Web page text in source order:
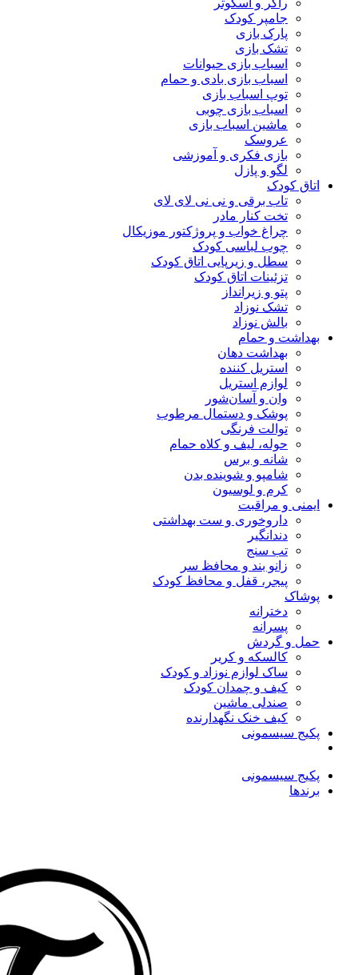
راکر و اسکوتر
جامپر کودک
پارک بازی
تشک بازی
اسباب بازی حیوانات
اسباب بازی بادی و حمام
توپ اسباب بازی
اسباب بازی چوبی
ماشین اسباب بازی
عروسک
بازی فکری و آموزشی
لگو و پازل
اتاق کودک
تاب برقی و نی نی لای لای
تخت کنار مادر
چراغ خواب و پروژکتور موزیکال
چوب لباسی کودک
سطل و زیرپایی اتاق کودک
تزئینات اتاق کودک
پتو و زیرانداز
تشک نوزاد
بالش نوزاد
بهداشت و حمام
بهداشت دهان
استریل کننده
لوازم استریل
وان و آسان‌شور
پوشک و دستمال مرطوب
توالت فرنگی
حوله، لیف و کلاه حمام
شانه و برس
شامپو و شوینده بدن
کرم و لوسیون
ایمنی و مراقبت
داروخوری و ست بهداشتی
دندانگیر
تب‌ سنج
زانو بند و محافظ سر
پیجر، قفل و محافظ کودک
پوشاک
دخترانه
پسرانه
حمل و گردش
کالسکه و کریر
ساک لوازم نوزاد و کودک
کیف و چمدان کودک
صندلی ماشین
کیف خنک نگهدارنده
پکیج سیسمونی
پکیج سیسمونی
برندها